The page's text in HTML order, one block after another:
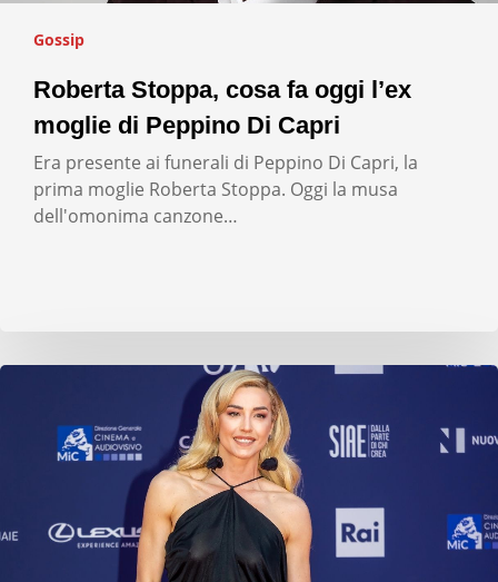
Gossip
Roberta Stoppa, cosa fa oggi l’ex
moglie di Peppino Di Capri
Era presente ai funerali di Peppino Di Capri, la
prima moglie Roberta Stoppa. Oggi la musa
dell'omonima canzone…